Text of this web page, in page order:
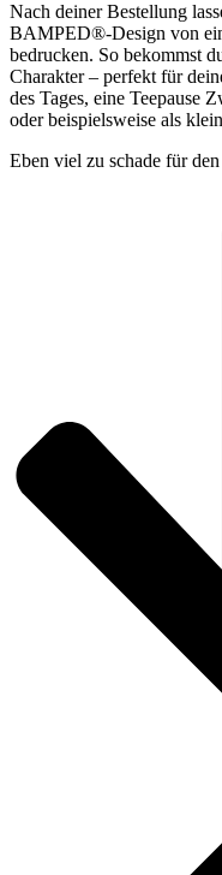
Nach deiner Bestellung
BAMPED®-Design von
bedrucken. So bekommst
Charakter – perfekt für
des Tages, eine Teepause
oder beispielsweise als
Eben viel zu schade für